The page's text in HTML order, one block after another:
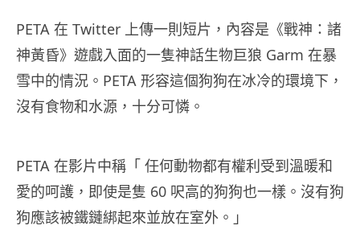
PETA 在 Twitter 上傳一則短片，內容是《戰神：諸
神黃昏》遊戲入面的一隻神話生物巨狼 Garm 在暴
雪中的情況。PETA 形容這個狗狗在冰冷的環境下，
沒有食物和水源，十分可憐。
PETA 在影片中稱「 任何動物都有權利受到溫暖和
愛的呵護，即使是隻 60 呎高的狗狗也一樣。沒有狗
狗應該被鐵鏈綁起來並放在室外。」